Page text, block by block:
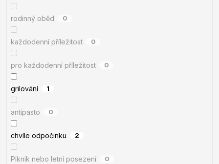
rodinný oběd 0
každodenní příležitost 0
pro každodenní příležitost 0
grilování 1
antipasto 0
chvíle odpočinku 2
Piknik nebo letní posezení 0